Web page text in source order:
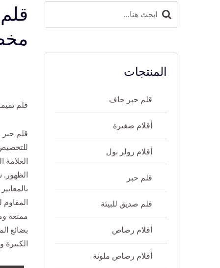
قلم
قلم حبر
ممتعة
بضائع
المنتجات
قلم حبر جاف
أقلام صغيرة
أقلام رولر بول
قلم حبر
قلم صديق للبيئة
أقلام رصاص
أقلام رصاص ملونة